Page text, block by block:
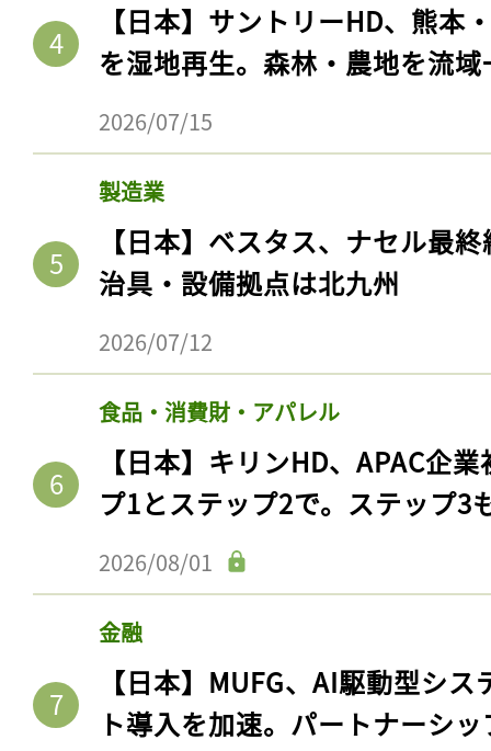
【日本】サントリーHD、熊本
を湿地再生。森林・農地を流
2026/07/15
製造業
【日本】ベスタス、ナセル最
治具・設備拠点は北九州
2026/07/12
食品・消費財・アパレル
【日本】キリンHD、APAC企
プ1とステップ2で。ステップ3
2026/08/01
金融
【日本】MUFG、AI駆動型シ
ト導入を加速。パートナーシ